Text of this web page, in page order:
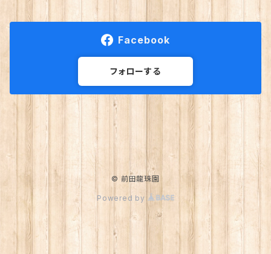
Facebook
フォローする
© 前田龍珠園
Powered by